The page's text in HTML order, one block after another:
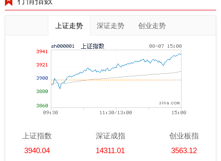
上证走势 深证走势 创业走势
上证指数
3940.04
深证成指
14311.01
创业板指
3563.12